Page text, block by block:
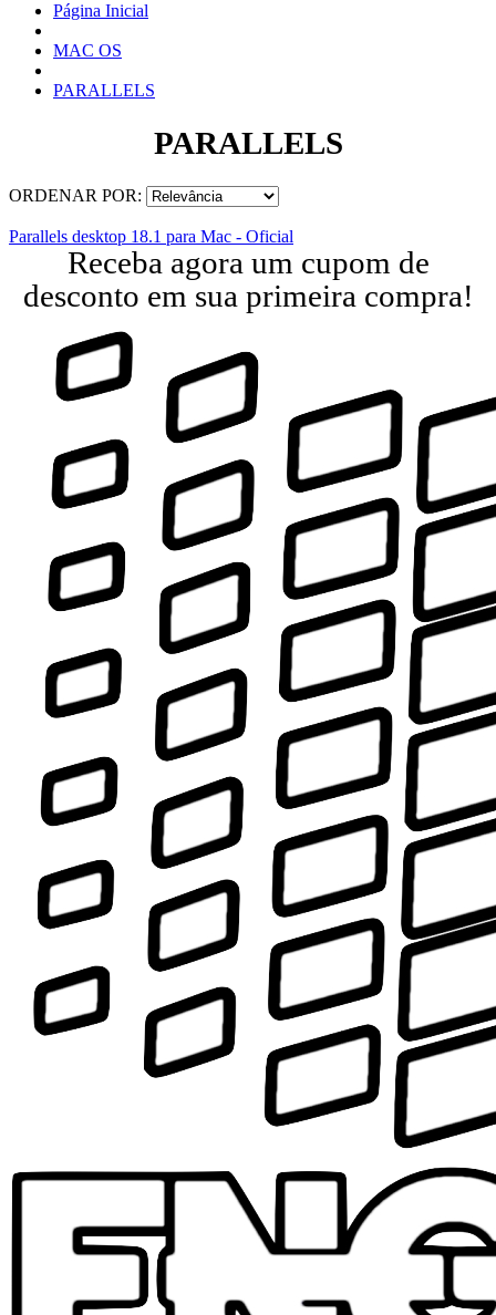
Página Inicial
MAC OS‎
PARALLELS
PARALLELS
ORDENAR POR:
Parallels desktop 18.1 para Mac - Oficial
Receba agora um cupom de
desconto em sua primeira compra!